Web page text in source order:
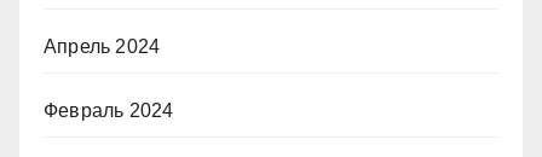
Апрель 2024
Февраль 2024